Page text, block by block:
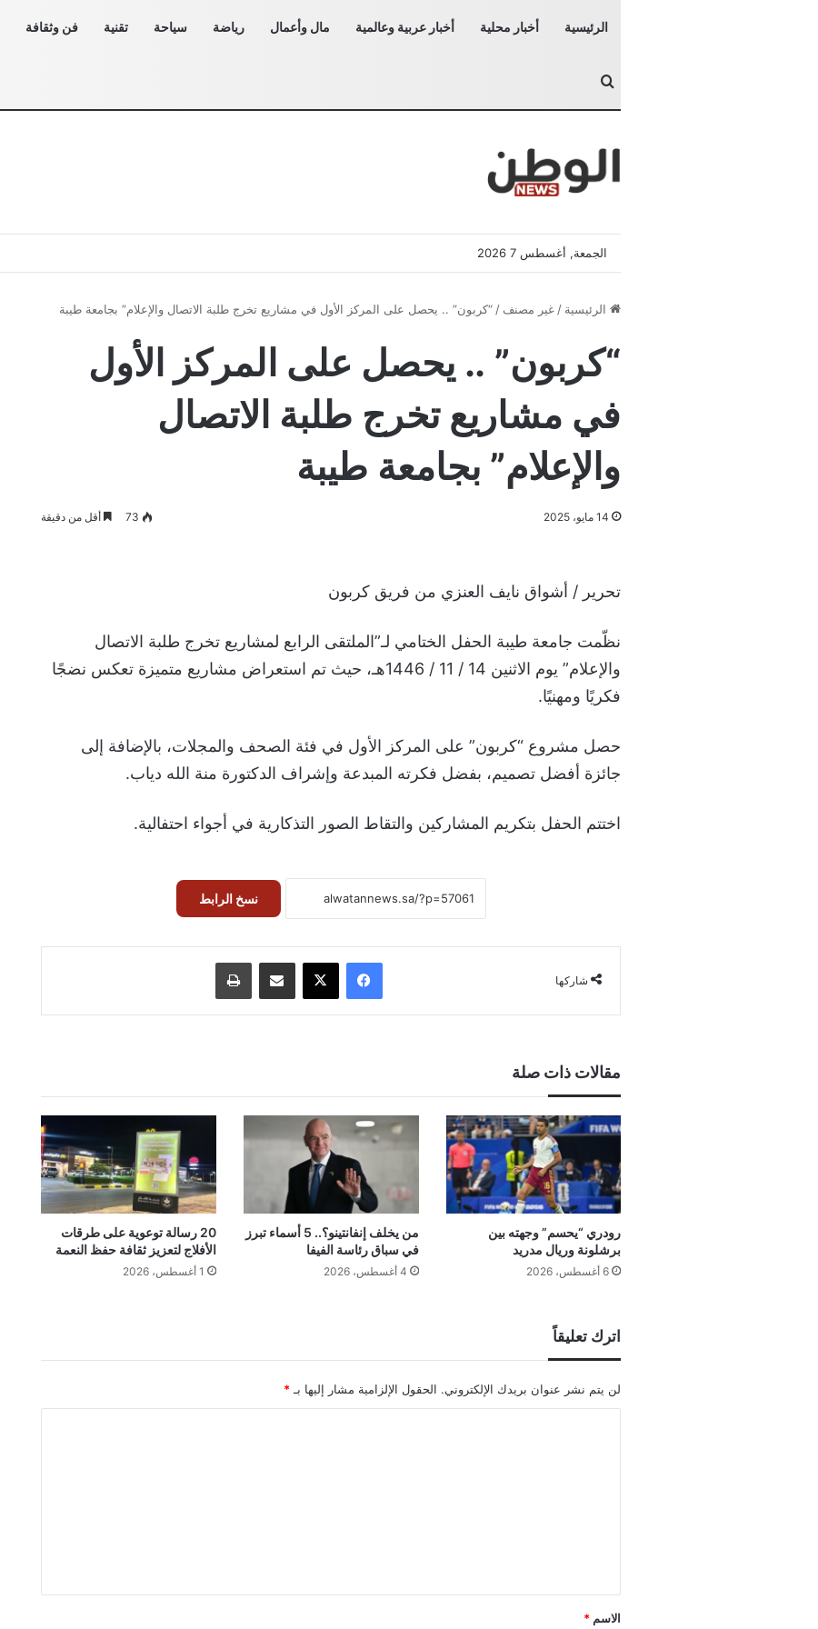
الرئيسية أخبار محلية أخبار عربية وعالمية مال وأعمال رياضة سياحة تقنية فن وثقافة
بحث عن
الجمعة, أغسطس 7 2026
الرئيسية / غير مصنف / “كربون” .. يحصل على المركز الأول في مشاريع تخرج طلبة الاتصال والإعلام” بجامعة طيبة
“كربون” .. يحصل على المركز الأول
في مشاريع تخرج طلبة الاتصال
والإعلام” بجامعة طيبة
14 مايو، 2025 73 أقل من دقيقة
تحرير / أشواق نايف العنزي من فريق كربون
نظّمت جامعة طيبة الحفل الختامي لـ”الملتقى الرابع لمشاريع تخرج طلبة الاتصال
والإعلام” يوم الاثنين 14 / 11 / 1446هـ، حيث تم استعراض مشاريع متميزة تعكس نضجًا
فكريًا ومهنيًا.
حصل مشروع “كربون” على المركز الأول في فئة الصحف والمجلات، بالإضافة إلى
جائزة أفضل تصميم، بفضل فكرته المبدعة وإشراف الدكتورة منة الله دياب.
اختتم الحفل بتكريم المشاركين والتقاط الصور التذكارية في أجواء احتفالية.
نسخ الرابط
شاركها
فيسبوك ‫X مشاركة عبر البريد طباعة
مقالات ذات صلة
رودري “يحسم” وجهته بين
برشلونة وريال مدريد
6 أغسطس، 2026
من يخلف إنفانتينو؟.. 5 أسماء تبرز
في سباق رئاسة الفيفا
4 أغسطس، 2026
20 رسالة توعوية على طرقات
الأفلاج لتعزيز ثقافة حفظ النعمة
1 أغسطس، 2026
اترك تعليقاً
لن يتم نشر عنوان بريدك الإلكتروني. الحقول الإلزامية مشار إليها بـ *
*
الاسم *